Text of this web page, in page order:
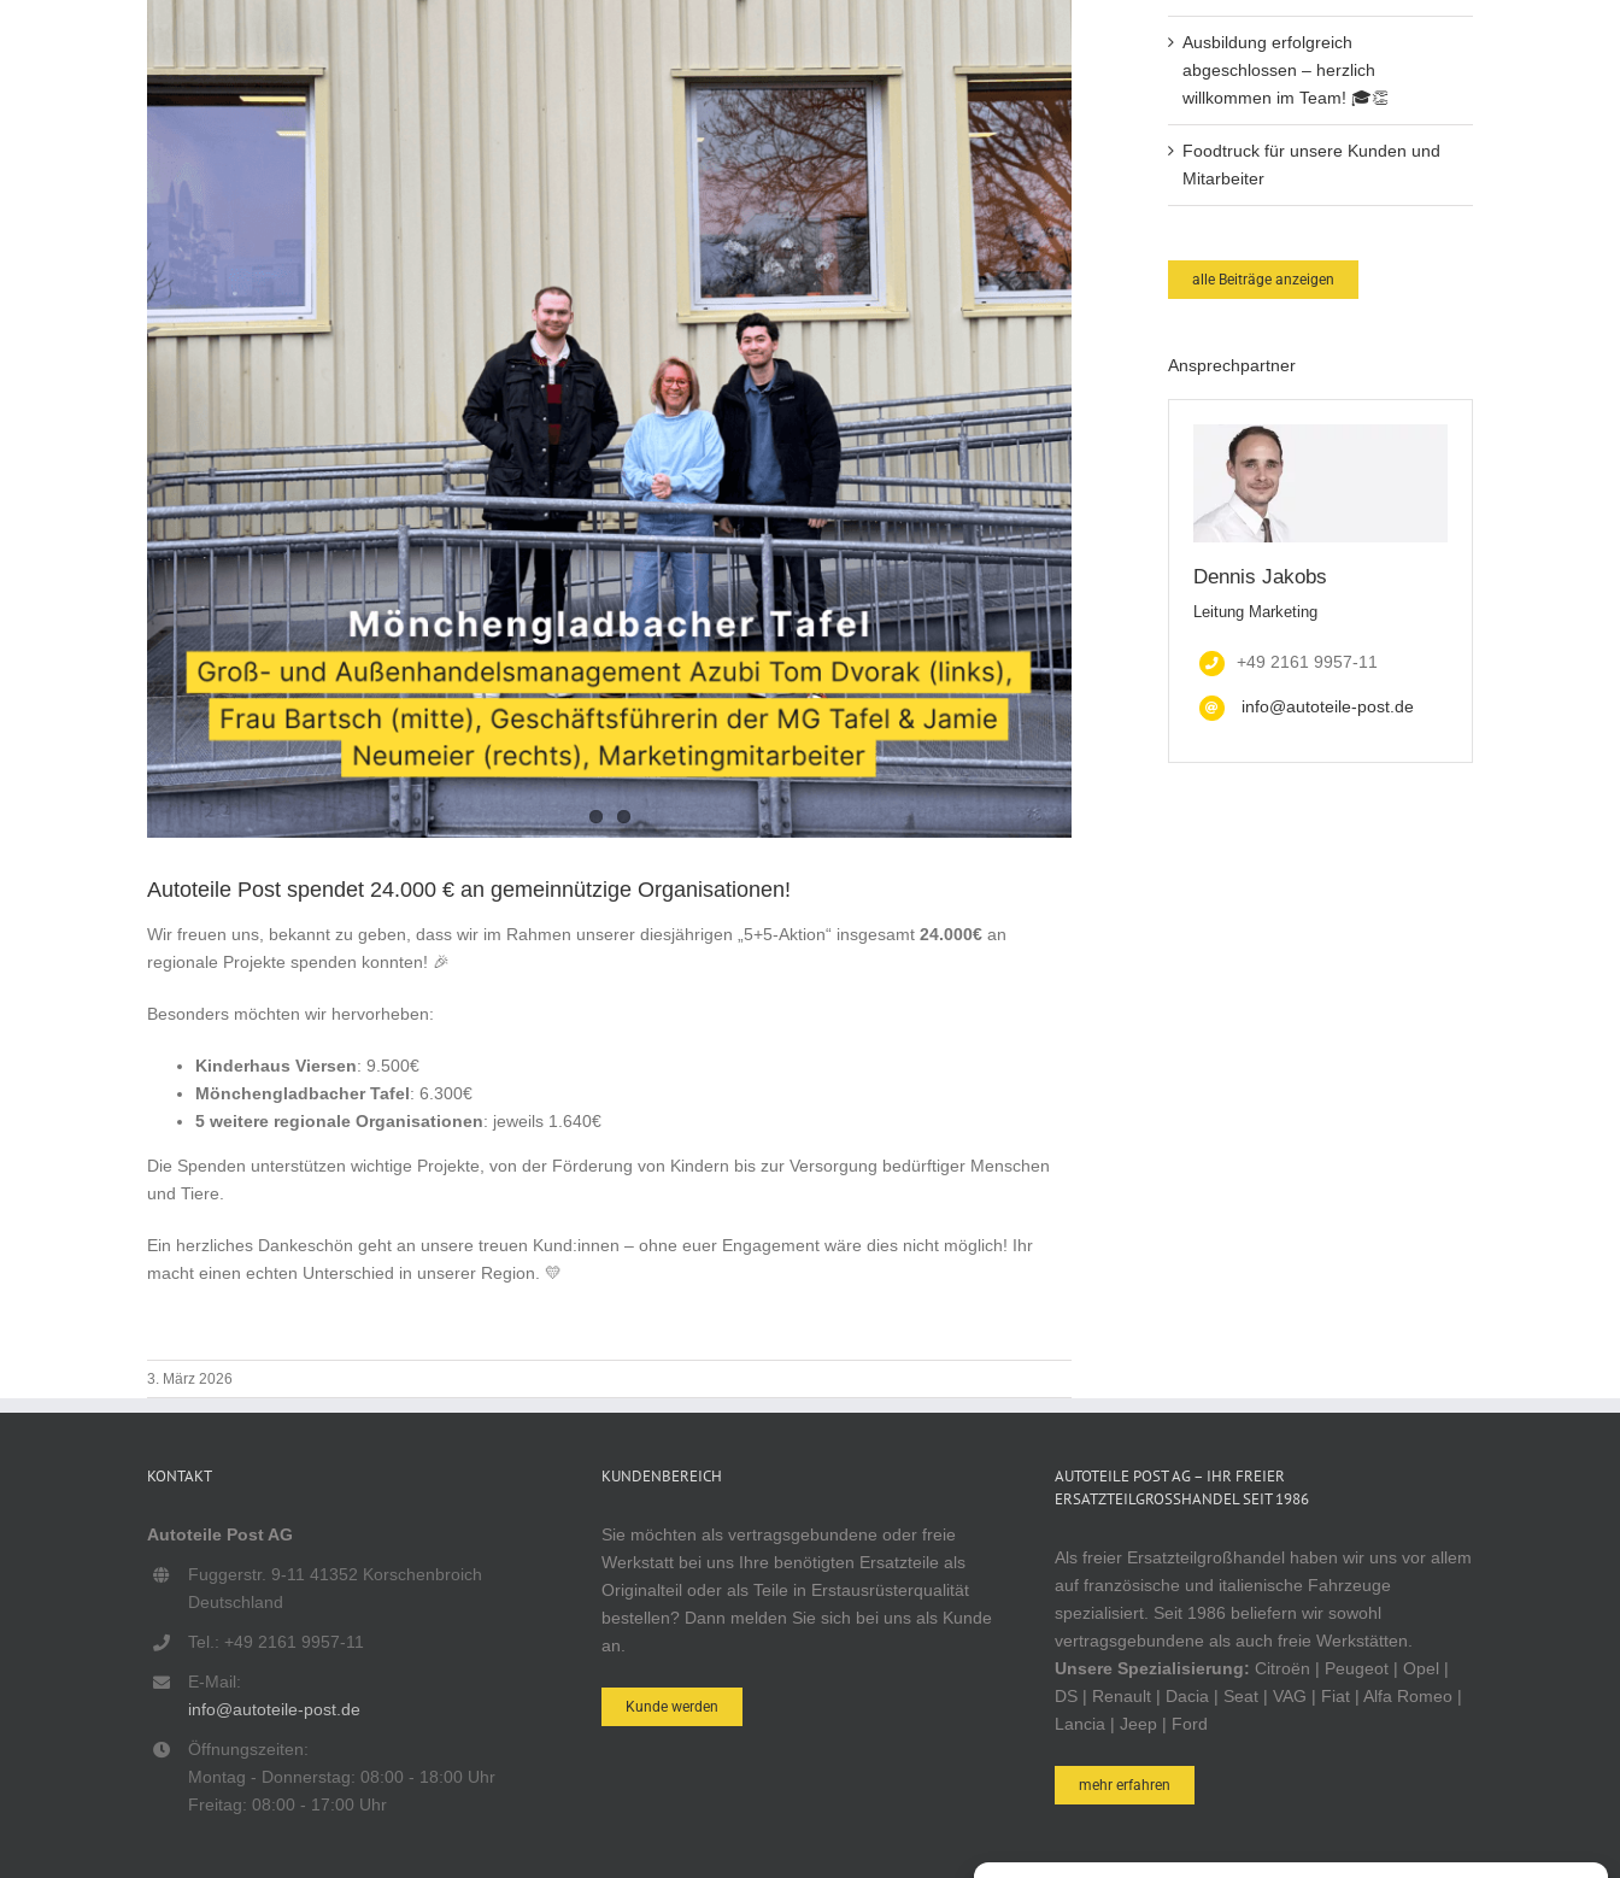
Autoteile Post spendet 24.000 € an gemeinnützige Organisationen!
Wir freuen uns, bekannt zu geben, dass wir im Rahmen unserer diesjährigen „5+5-Aktion“ insgesamt 24.000€an
regionale Projekte spenden konnten! 🎉
Besonders möchten wir hervorheben:
Kinderhaus Viersen: 9.500€
Mönchengladbacher Tafel: 6.300€
5 weitere regionale Organisationen: jeweils 1.640€
Die Spenden unterstützen wichtige Projekte, von der Förderung von Kindern bis zur Versorgung bedürftiger Menschen
und Tiere.
Ein herzliches Dankeschön geht an unsere treuen Kund:innen – ohne euer Engagement wäre dies nicht möglich! Ihr
macht einen echten Unterschied in unserer Region. 💛
3. März 2026
Ausbildung erfolgreich
abgeschlossen – herzlich
willkommen im Team! 🎓👏
Foodtruck für unsere Kunden und
Mitarbeiter
alle Beiträge anzeigen
Ansprechpartner
Dennis Jakobs
Leitung Marketing
+49 2161 9957-11
info@autoteile-post.de
KONTAKT
Autoteile Post AG
Fuggerstr. 9-11 41352 Korschenbroich
Deutschland
Tel.: +49 2161 9957-11
E-Mail:
info@autoteile-post.de
Öffnungszeiten:
Montag - Donnerstag: 08:00 - 18:00 Uhr
Freitag: 08:00 - 17:00 Uhr
KUNDENBEREICH
Sie möchten als vertragsgebundene oder freie
Werkstatt bei uns Ihre benötigten Ersatzteile als
Originalteil oder als Teile in Erstausrüsterqualität
bestellen? Dann melden Sie sich bei uns als Kunde
an.
Kunde werden
AUTOTEILE POST AG – IHR FREIER
ERSATZTEILGROSSHANDEL SEIT 1986
Als freier Ersatzteilgroßhandel haben wir uns vor allem
auf französische und italienische Fahrzeuge
spezialisiert. Seit 1986 beliefern wir sowohl
vertragsgebundene als auch freie Werkstätten.
Unsere Spezialisierung: Citroën | Peugeot | Opel |
DS | Renault | Dacia | Seat | VAG | Fiat | Alfa Romeo |
Lancia | Jeep | Ford
mehr erfahren